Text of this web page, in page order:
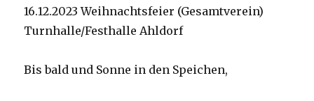
16.12.2023 Weihnachtsfeier (Gesamtverein)
Turnhalle/Festhalle Ahldorf
Bis bald und Sonne in den Speichen,